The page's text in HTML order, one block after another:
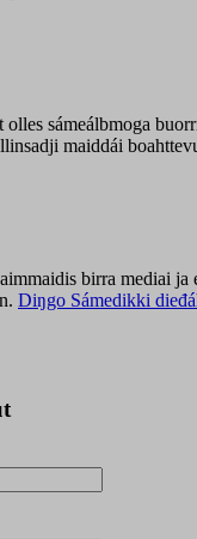
olles sámeálbmoga
maiddái
birra mediai ja
Diŋgo Sámedikki